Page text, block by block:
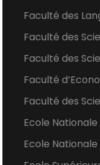
Faculté des
Faculté des
Faculté des
Faculté
Faculté des
Ecole
Ecole